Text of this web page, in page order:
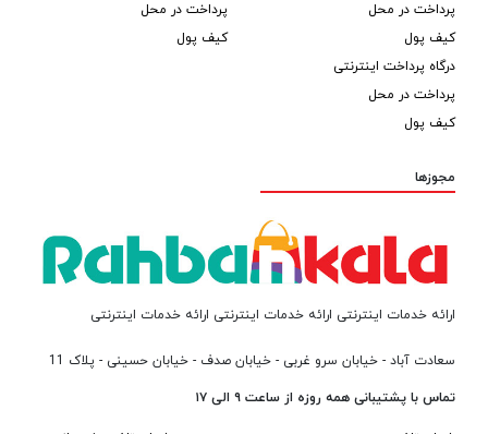
پرداخت در محل
کیف پول
درگاه پرداخت اینترنتی
پرداخت در محل
کیف پول
پرداخت در محل
کیف پول
مجوزها
ارائه خدمات اینترنتی ارائه خدمات اینترنتی ارائه خدمات اینترنتی
سعادت آباد - خیابان سرو غربی - خیابان صدف - خیابان حسینی - پلاک 11
تماس با پشتیبانی همه روزه از ساعت ۹ الی ۱۷